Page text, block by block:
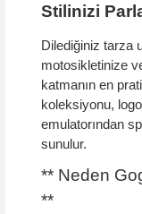
Stilinizi
Dilediğiniz tarza
motosikletinize
katmanın en
koleksiyonu,
emulatorından
sunulur.
** Neden
**